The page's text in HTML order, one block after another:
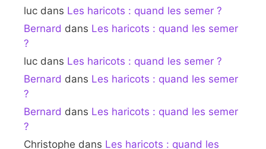
luc dans Les haricots : quand les semer ?
Bernard dans Les haricots : quand les semer
?
luc dans Les haricots : quand les semer ?
Bernard dans Les haricots : quand les semer
?
Bernard dans Les haricots : quand les semer
?
Christophe dans Les haricots : quand les